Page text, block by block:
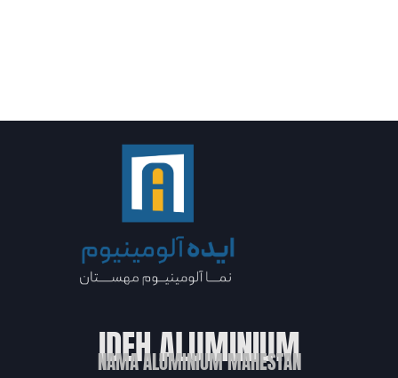
IDEH ALUMINIUM
NAMA ALUMINIUM MAHESTAN